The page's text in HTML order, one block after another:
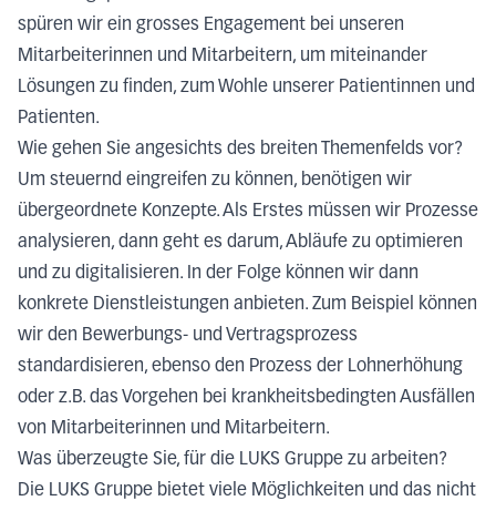
spüren wir ein grosses Engagement bei unseren
Mitarbeiterinnen und Mitarbeitern, um miteinander
Lösungen zu finden, zum Wohle unserer Patientinnen und
Patienten.
Wie gehen Sie angesichts des breiten Themenfelds vor?
Um steuernd eingreifen zu können, benötigen wir
übergeordnete Konzepte. Als Erstes müssen wir Prozesse
analysieren, dann geht es darum, Abläufe zu optimieren
und zu digitalisieren. In der Folge können wir dann
konkrete Dienstleistungen anbieten. Zum Beispiel können
wir den Bewerbungs- und Vertragsprozess
standardisieren, ebenso den Prozess der Lohnerhöhung
oder z.B. das Vorgehen bei krankheitsbedingten Ausfällen
von Mitarbeiterinnen und Mitarbeitern.
Was überzeugte Sie, für die LUKS Gruppe zu arbeiten?
Die LUKS Gruppe bietet viele Möglichkeiten und das nicht